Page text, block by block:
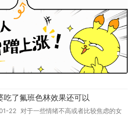
吃了氟班色林效果还可以
22 对于一些情绪不高或者比较焦虑的女